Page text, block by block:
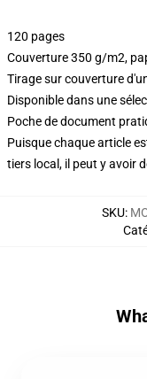
120 pages
Couverture 350 g/m2,
Tirage sur couverture
Disponible dans une
Poche de document
Puisque chaque article
tiers local, il peut y avoir
SKU: